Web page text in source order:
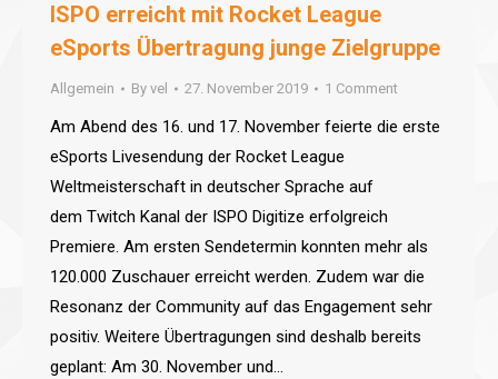
ISPO erreicht mit Rocket League
eSports Übertragung junge Zielgruppe
Allgemein By vel 27. November 2019 1 Comment
Am Abend des 16. und 17. November feierte die erste
eSports Livesendung der Rocket League
Weltmeisterschaft in deutscher Sprache auf
dem Twitch Kanal der ISPO Digitize erfolgreich
Premiere. Am ersten Sendetermin konnten mehr als
120.000 Zuschauer erreicht werden. Zudem war die
Resonanz der Community auf das Engagement sehr
positiv. Weitere Übertragungen sind deshalb bereits
geplant: Am 30. November und…